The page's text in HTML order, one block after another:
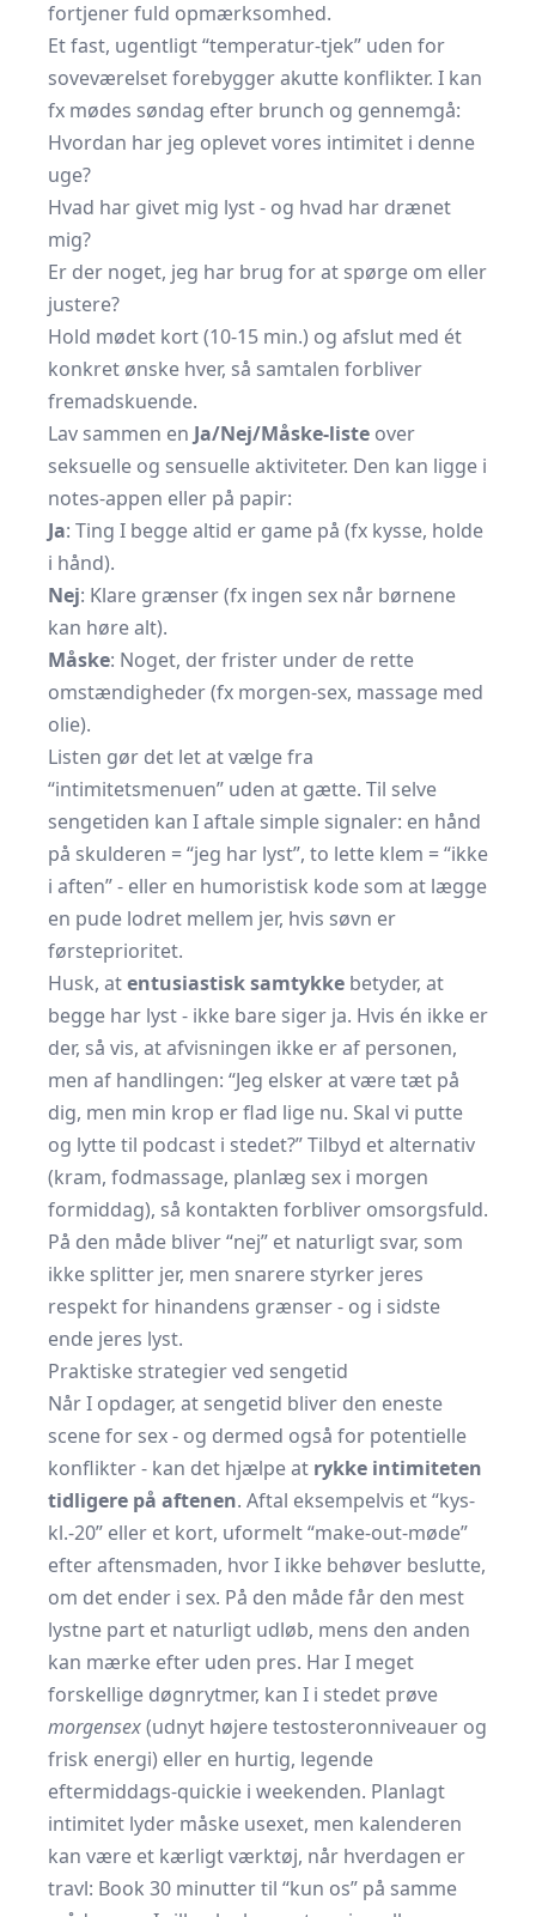
fortjener fuld opmærksomhed.
Et fast, ugentligt “temperatur-tjek” uden for
soveværelset forebygger akutte konflikter. I kan
fx mødes søndag efter brunch og gennemgå:
Hvordan har jeg oplevet vores intimitet i denne
uge?
Hvad har givet mig lyst - og hvad har drænet
mig?
Er der noget, jeg har brug for at spørge om eller
justere?
Hold mødet kort (10-15 min.) og afslut med ét
konkret ønske hver, så samtalen forbliver
fremadskuende.
Lav sammen en Ja/Nej/Måske-liste over
seksuelle og sensuelle aktiviteter. Den kan ligge i
notes-appen eller på papir:
Ja: Ting I begge altid er game på (fx kysse, holde
i hånd).
Nej: Klare grænser (fx ingen sex når børnene
kan høre alt).
Måske: Noget, der frister under de rette
omstændigheder (fx morgen-sex, massage med
olie).
Listen gør det let at vælge fra
“intimitetsmenuen” uden at gætte. Til selve
sengetiden kan I aftale simple signaler: en hånd
på skulderen = “jeg har lyst”, to lette klem = “ikke
i aften” - eller en humoristisk kode som at lægge
en pude lodret mellem jer, hvis søvn er
førsteprioritet.
Husk, atentusiastisk samtykke betyder, at
begge har lyst - ikke bare siger ja. Hvis én ikke er
der, så vis, at afvisningen ikke er af personen,
men af handlingen: “Jeg elsker at være tæt på
dig, men min krop er flad lige nu. Skal vi putte
og lytte til podcast i stedet?” Tilbyd et alternativ
(kram, fodmassage, planlæg sex i morgen
formiddag), så kontakten forbliver omsorgsfuld.
På den måde bliver “nej” et naturligt svar, som
ikke splitter jer, men snarere styrker jeres
respekt for hinandens grænser - og i sidste
ende jeres lyst.
Praktiske strategier ved sengetid
Når I opdager, at sengetid bliver den eneste
scene for sex - og dermed også for potentielle
konflikter - kan det hjælpe at rykke intimiteten
tidligere på aftenen. Aftal eksempelvis et “kys-
kl.-20” eller et kort, uformelt “make-out-møde”
efter aftensmaden, hvor I ikke behøver beslutte,
om det ender i sex. På den måde får den mest
lystne part et naturligt udløb, mens den anden
kan mærke efter uden pres. Har I meget
forskellige døgnrytmer, kan I i stedet prøve
morgensex(udnyt højere testosteronniveauer og
frisk energi) eller en hurtig, legende
eftermiddags-quickie i weekenden. Planlagt
intimitet lyder måske usexet, men kalenderen
kan være et kærligt værktøj, når hverdagen er
travl: Book 30 minutter til “kun os” på samme